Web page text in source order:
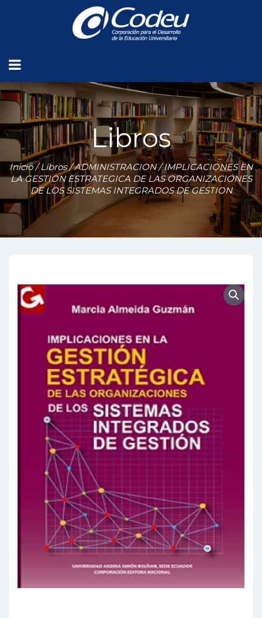
Libros
Inicio/Libros/ADMINISTRACION/ IMPLICACIONES EN
LA GESTION ESTRATEGICA DE LAS ORGANIZACIONES
DE LOS SISTEMAS INTEGRADOS DE GESTION